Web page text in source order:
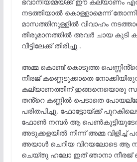
നടത്തിയാൽ കൊള്ളാമെന്ന്
മാസത്തിനുള്ളിൽ വിവാഹം
തീരുമാനത്തിൽ അവർ ചായ കുടി
വീട്ടിലേക്ക് തിരിച്ചു .
അമ്മ കൊണ്ട് കൊടുത്ത
നീരജ് കണ്ണെടുക്കാതെ
കല്യാണത്തിന് ഇങ്ങനെയൊരു
തൻ്റെ കണ്ണിൽ പെടാതെ
പരിതപിച്ചു. ഫോട്ടോയ്ക്ക്
ഫോൺ നമ്പർ ആ
അടുക്കളയിൽ നിന്ന് അമ്മ വിളിച്ച്
അയാൾ ചെറിയ വിറയലോടെ ആ
ചെയ്തു ഹലോ ഇത് ഞാനാ നീരജ്